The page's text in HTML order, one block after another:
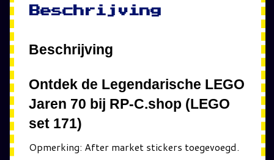
Beschrijving
Beschrijving
Ontdek de Legendarische LEGO
Jaren 70 bij RP-C.shop (LEGO
set 171)
Opmerking: After market stickers toegevoegd.